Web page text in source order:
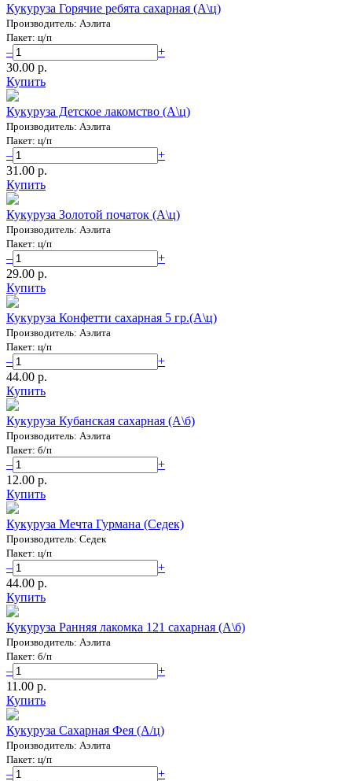
Кукуруза Горячие ребята сахарная (А\ц)
Производитель: Аэлита
Пакет: ц/п
–
+
30.00 p.
Купить
Кукуруза Детское лакомство (А\ц)
Производитель: Аэлита
Пакет: ц/п
–
+
31.00 p.
Купить
Кукуруза Золотой початок (А\ц)
Производитель: Аэлита
Пакет: ц/п
–
+
29.00 p.
Купить
Кукуруза Конфетти сахарная 5 гр.(А\ц)
Производитель: Аэлита
Пакет: ц/п
–
+
44.00 p.
Купить
Кукуруза Кубанская сахарная (А\б)
Производитель: Аэлита
Пакет: б/п
–
+
12.00 p.
Купить
Кукуруза Мечта Гурмана (Седек)
Производитель: Седек
Пакет: ц/п
–
+
44.00 p.
Купить
Кукуруза Ранняя лакомка 121 сахарная (А\б)
Производитель: Аэлита
Пакет: б/п
–
+
11.00 p.
Купить
Кукуруза Сахарная Фея (А/ц)
Производитель: Аэлита
Пакет: ц/п
–
+